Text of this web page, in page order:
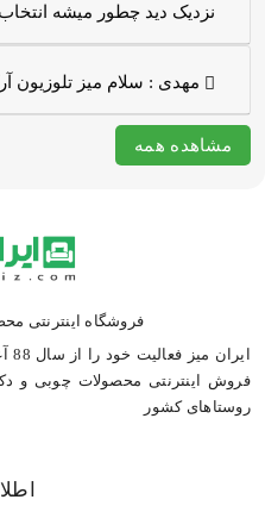
نزدیک دید چطور میشه
مهدی : سلام میز تلوزیون
مشاهده همه
فروشگاه اینترنتی
فروش اینترنتی محصولات چوبی و
روستاهای کشور